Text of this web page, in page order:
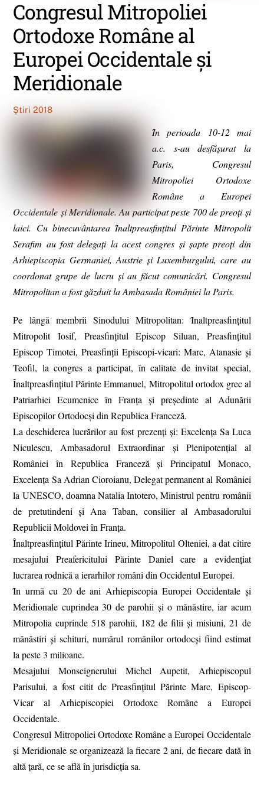
Congresul Mitropoliei
Ortodoxe Române al
Europei Occidentale şi
Meridionale
Ştiri 2018
Ȋn perioada 10-12 mai
a.c. s-au desfăşurat la
Paris, Congresul
Mitropoliei Ortodoxe
Române a Europei
Occidentale şi Meridionale. Au participat peste 700 de preoţi şi
laici. Cu binecuvântarea Ȋnaltpreasfinţitul Părinte Mitropolit
Serafim au fost delegaţi la acest congres şi şapte preoţi din
Arhiepiscopia Germaniei, Austrie şi Luxemburgului, care au
coordonat grupe de lucru şi au făcut comunicări. Congresul
Mitropolitan a fost găzduit la Ambasada României la Paris.
Pe lângă membrii Sinodului Mitropolitan: Ȋnaltpreasfinţitul
Mitropolit Iosif, Preasfinţitul Episcop Siluan, Preasfinţitul
Episcop Timotei, Preasfinţii Episcopi-vicari: Marc, Atanasie şi
Teofil, la congres a participat, în calitate de invitat special,
Înaltpreasfințitul Părinte Emmanuel, Mitropolitul ortodox grec al
Patriarhiei Ecumenice în Franța și președinte al Adunării
Episcopilor Ortodocși din Republica Franceză.
La deschiderea lucrărilor au fost prezenţi şi: Excelența Sa Luca
Niculescu, Ambasadorul Extraordinar și Plenipotențial al
României în Republica Franceză și Principatul Monaco,
Excelența Sa Adrian Cioroianu, Delegat permanent al României
la UNESCO, doamna Natalia Intotero, Ministrul pentru românii
de pretutindeni și Ana Taban, consilier al Ambasadorului
Republicii Moldovei în Franța.
Înaltpreasfințitul Părinte Irineu, Mitropolitul Olteniei, a dat citire
mesajului Preafericitului Părinte Daniel care a evidențiat
lucrarea rodnică a ierarhilor români din Occidentul Europei.
Ȋn urmă cu 20 de ani Arhiepiscopia Europei Occidentale și
Meridionale cuprindea 30 de parohii și o mănăstire, iar acum
Mitropolia cuprinde 518 parohii, 182 de filii și misiuni, 21 de
mănăstiri și schituri, numărul românilor ortodocși fiind estimat
la peste 3 milioane.
Mesajului Monseignerului Michel Aupetit, Arhiepiscopul
Parisului, a fost citit de Preasfințitul Părinte Marc, Episcop-
Vicar al Arhiepiscopiei Ortodoxe Române a Europei
Occidentale.
Congresul Mitropoliei Ortodoxe Române a Europei Occidentale
și Meridionale se organizează la fiecare 2 ani, de fiecare dată în
altă țară, ce se află în jurisdicția sa.